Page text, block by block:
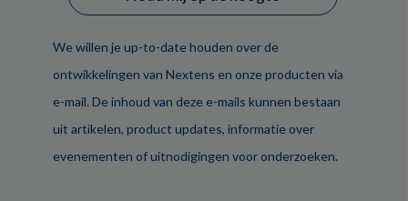
We willen je up-to-date houden over de
ontwikkelingen van Nextens en onze producten via
e-mail. De inhoud van deze e-mails kunnen bestaan
uit artikelen, product updates, informatie over
evenementen of uitnodigingen voor onderzoeken.